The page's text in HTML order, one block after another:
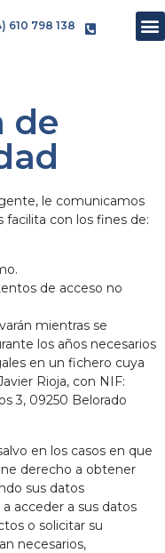
610 798 138
de
le comunicamos
con los fines de:
de acceso no
mientras se
los años necesarios
en un fichero cuya
Rioja, con NIF:
3, 09250 Belorado
en los casos en que
derecho a obtener
sus datos
acceder a sus datos
o solicitar su
necesarios,